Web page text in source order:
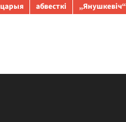
абвесткі „Янушкевіч“